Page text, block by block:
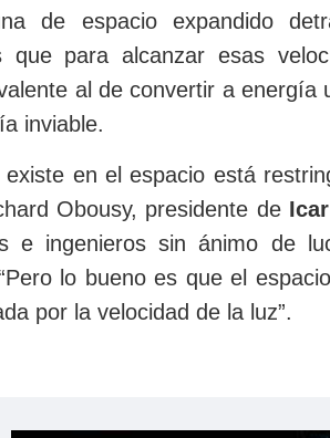
de espacio expandido
que para alcanzar esas
al de convertir a energía
inviable.
existe en el espacio está
Obousy, presidente de
e ingenieros sin ánimo de
lo bueno es que el
por la velocidad de la luz”.